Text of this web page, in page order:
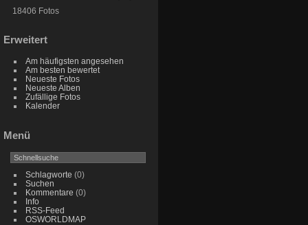
18406 Fotos
Erweitert
Am häufigsten angesehen
Am besten bewertet
Neueste Fotos
Neueste Alben
Zufällige Fotos
Kalender
Menü
Schlagworte (0)
Suchen
Kommentare (0)
Info
RSS-Feed
OSWORLDMAP